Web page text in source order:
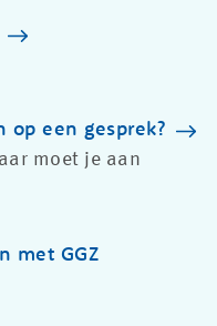
op een gesprek?
moet je aan
met GGZ